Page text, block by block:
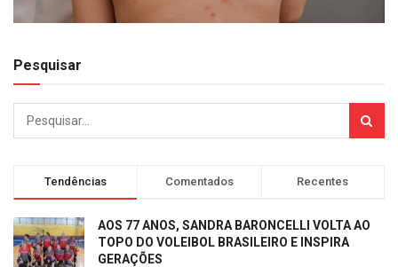
Pesquisar
Tendências Comentados Recentes
AOS 77 ANOS, SANDRA BARONCELLI VOLTA AO
TOPO DO VOLEIBOL BRASILEIRO E INSPIRA
GERAÇÕES